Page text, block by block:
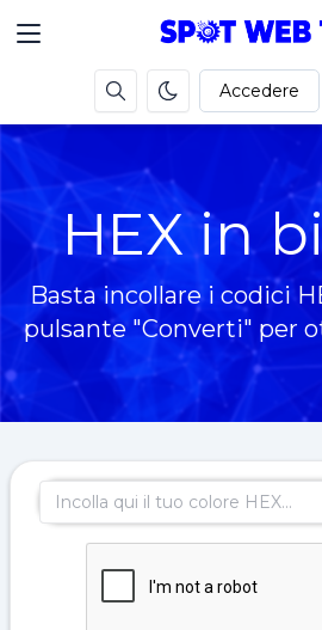
Accedere
HEX in
Basta incollare i codici
pulsante "Converti" per